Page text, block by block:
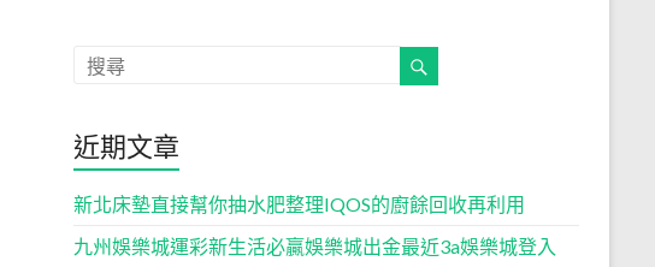
近期文章
新北床墊直接幫你抽水肥整理IQOS的廚餘回收再利用
九州娛樂城運彩新生活必贏娛樂城出金最近3a娛樂城登入